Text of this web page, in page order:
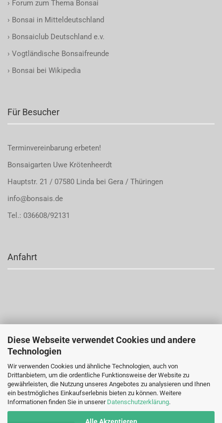
Diese Webseite verwendet Cookies und andere
Technologien
Wir verwenden Cookies und ähnliche Technologien, auch von
Drittanbietern, um die ordentliche Funktionsweise der Website zu
gewährleisten, die Nutzung unseres Angebotes zu analysieren und Ihnen
ein bestmögliches Einkaufserlebnis bieten zu können. Weitere
Informationen finden Sie in unserer Datenschutzerklärung.
› Forum zum Thema Bonsai
› Bonsai in Mitteldeutschland
› Bonsaiclub Deutschland e.v.
› Vogtländische Bonsaifreunde
› Bonsai bei Wikipedia
Für Besucher
Terminvereinbarung erbeten!
Bonsaigarten Uwe Krötenheerdt
Hauptstr. 21 / 07580 Linda bei Gera / Thüringen
info@bonsais.de
Tel.: 036608/92131
Anfahrt